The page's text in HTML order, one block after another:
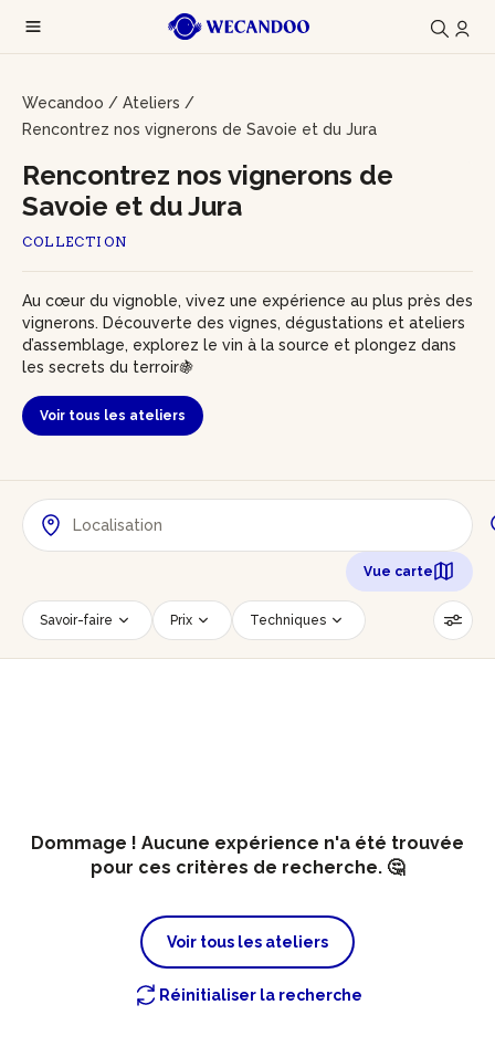
Wecandoo / Ateliers /
Rencontrez nos vignerons de Savoie et du Jura
COLLECTION
Rencontrez nos vignerons de
Savoie et du Jura
Au cœur du vignoble, vivez une expérience au plus près des
vignerons. Découverte des vignes, dégustations et ateliers
d’assemblage, explorez le vin à la source et plongez dans
les secrets du terroir🍇
Voir tous les ateliers
Vue carte
Savoir-faire Prix Techniques
Date Créneau horaire
Dommage ! Aucune expérience n'a été trouvée
pour ces critères de recherche. 🤔
Voir tous les ateliers
Réinitialiser la recherche